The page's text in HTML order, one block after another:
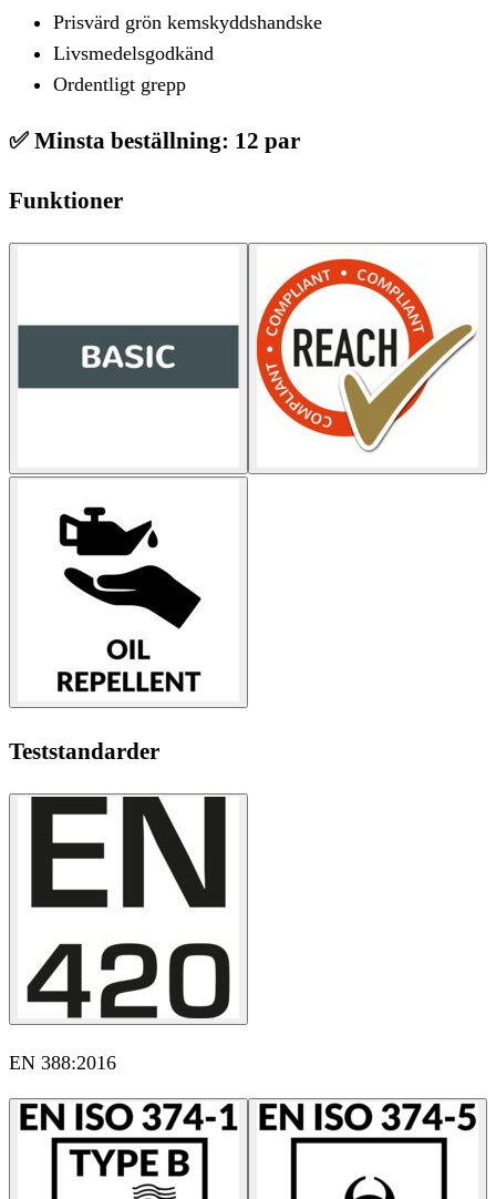
Prisvärd grön kemskyddshandske
Livsmedelsgodkänd
Ordentligt grepp
✅ Minsta beställning: 12 par
Funktioner
Teststandarder
EN 388:2016